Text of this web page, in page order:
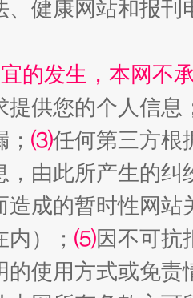
" "炒
、健康网站和报
的发生，本网不
提供您的个人信息
⑶任何第三方根
，由此所产生的纠
造成的暂时性网
）； ⑸因不可抗
的使用方式或免责